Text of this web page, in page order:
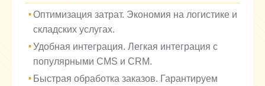
Оптимизация затрат. Экономия на логистике и
складских услугах.
Удобная интеграция. Легкая интеграция с
популярными CMS и CRM.
Быстрая обработка заказов. Гарантируем